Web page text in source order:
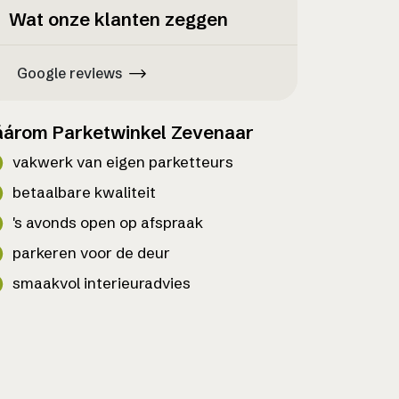
Wat onze klanten zeggen
Google reviews
Parketwinkel Zevenaar
vakwerk van eigen parketteurs
betaalbare kwaliteit
's avonds open op afspraak
parkeren voor de deur
smaakvol interieuradvies